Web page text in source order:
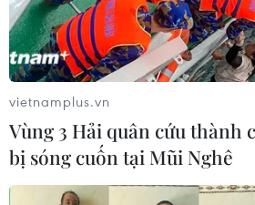
vietnamplus.vn
Vùng 3 Hải quân cứu thành
bị sóng cuốn tại Mũi Nghê